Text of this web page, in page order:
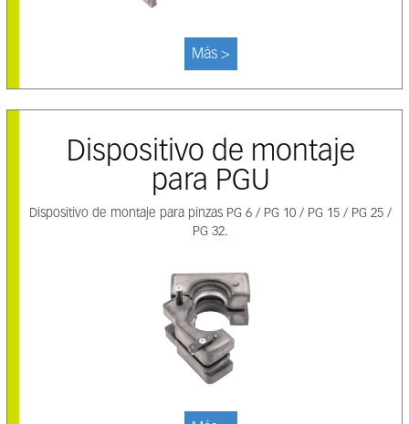
Más >
Dispositivo de montaje
para PGU
Dispositivo de montaje para pinzas PG 6 / PG 10 / PG 15 / PG 25 /
PG 32.